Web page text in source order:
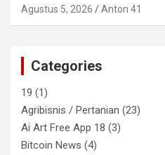
Agustus 5, 2026 Anton 41
Categories
19 (1)
Agribisnis / Pertanian (23)
Ai Art Free App 18 (3)
Bitcoin News (4)